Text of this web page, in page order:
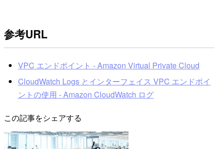
参考URL
VPC エンドポイント - Amazon Virtual Private Cloud
CloudWatch Logs とインターフェイス VPC エンドポイ
ントの使用 - Amazon CloudWatch ログ
この記事をシェアする